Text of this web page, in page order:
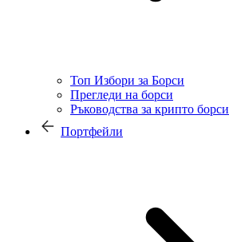
Топ Избори за Борси
Прегледи на борси
Ръководства за крипто борси
Портфейли